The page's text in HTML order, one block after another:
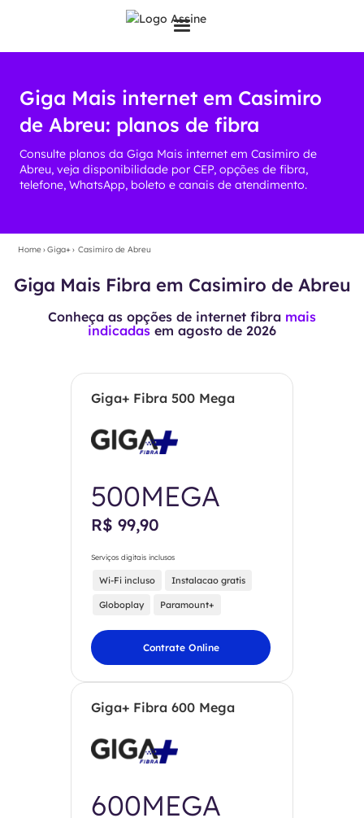
Giga Mais internet em Casimiro
de Abreu: planos de fibra
Consulte planos da Giga Mais internet em Casimiro de
Abreu, veja disponibilidade por CEP, opções de fibra,
telefone, WhatsApp, boleto e canais de atendimento.
Home›Giga+› Casimiro de Abreu
Giga Mais Fibra em Casimiro de Abreu
Conheça as opções de internet fibra mais
indicadas em agosto de 2026
Giga+ Fibra 500 Mega
500MEGA
R$ 99,90
Serviços digitais inclusos
Wi-Fi incluso Instalacao gratis
Globoplay Paramount+
Contrate Online
Giga+ Fibra 600 Mega
600MEGA